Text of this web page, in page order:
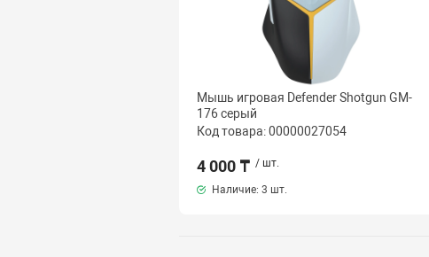
Мышь игровая Defender Shotgun GM-
176 серый
Код товара: 00000027054
4 000 ₸ / шт.
Наличие: 3 шт.